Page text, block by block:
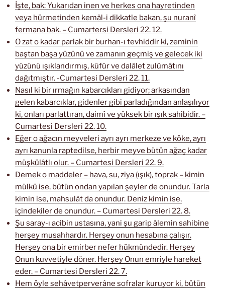
İşte, bak: Yukarıdan inen ve herkes ona hayretinden
veya hürmetinden kemâl-i dikkatle bakan, şu nuranî
fermana bak. – Cumartersi Dersleri 22. 12.
O zat o kadar parlak bir burhan-ı tevhiddir ki, zeminin
baştan başa yüzünü ve zamanın geçmiş ve gelecek iki
yüzünü ışıklandırmış, küfür ve dalâlet zulümâtını
dağıtmıştır. -Cumartesi Dersleri 22. 11.
Nasıl ki bir ırmağın kabarcıkları gidiyor; arkasından
gelen kabarcıklar, gidenler gibi parladığından anlaşılıyor
ki, onları parlattıran, daimî ve yüksek bir ışık sahibidir. –
Cumartesi Dersleri 22. 10.
Eğer o ağacın meyveleri ayrı ayrı merkeze ve köke, ayrı
ayrı kanunla raptedilse, herbir meyve bütün ağaç kadar
müşkülâtlı olur. – Cumartesi Dersleri 22. 9.
Demek o maddeler – hava, su, ziya (ışık), toprak – kimin
mülkü ise, bütün ondan yapılan şeyler de onundur. Tarla
kimin ise, mahsulât da onundur. Deniz kimin ise,
içindekiler de onundur. – Cumartesi Dersleri 22. 8.
Şu saray-ı acibin ustasına, yani şu garip âlemin sahibine
herşey musahhardır. Herşey onun hesabına çalışır.
Herşey ona bir emirber nefer hükmündedir. Herşey
Onun kuvvetiyle döner. Herşey Onun emriyle hareket
eder. – Cumartesi Dersleri 22. 7.
Hem öyle sehâvetperverâne sofralar kuruyor ki, bütün